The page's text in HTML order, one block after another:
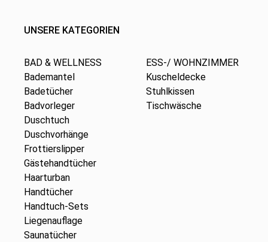
UNSERE KATEGORIEN
BAD & WELLNESS
Bademantel
Badetücher
Badvorleger
Duschtuch
Duschvorhänge
Frottierslipper
Gästehandtücher
Haarturban
Handtücher
Handtuch-Sets
Liegenauflage
Saunatücher
ESS-/ WOHNZIMMER
Kuscheldecke
Stuhlkissen
Tischwäsche